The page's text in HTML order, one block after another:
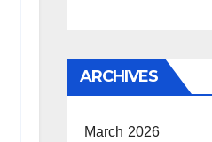
ARCHIVES
March 2026